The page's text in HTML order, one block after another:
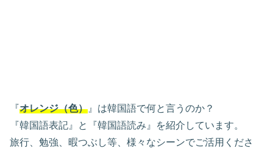
『オレンジ（色） 』は韓国語で何と言うのか？
『韓国語表記』と『韓国語読み』を紹介しています。
旅行、勉強、暇つぶし等、様々なシーンでご活用くださ